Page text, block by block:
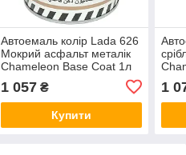
Автоемаль колір Lada 626
Мокрий асфальт металік
Chameleon Base Coat 1л
1 057₴
Купити
1